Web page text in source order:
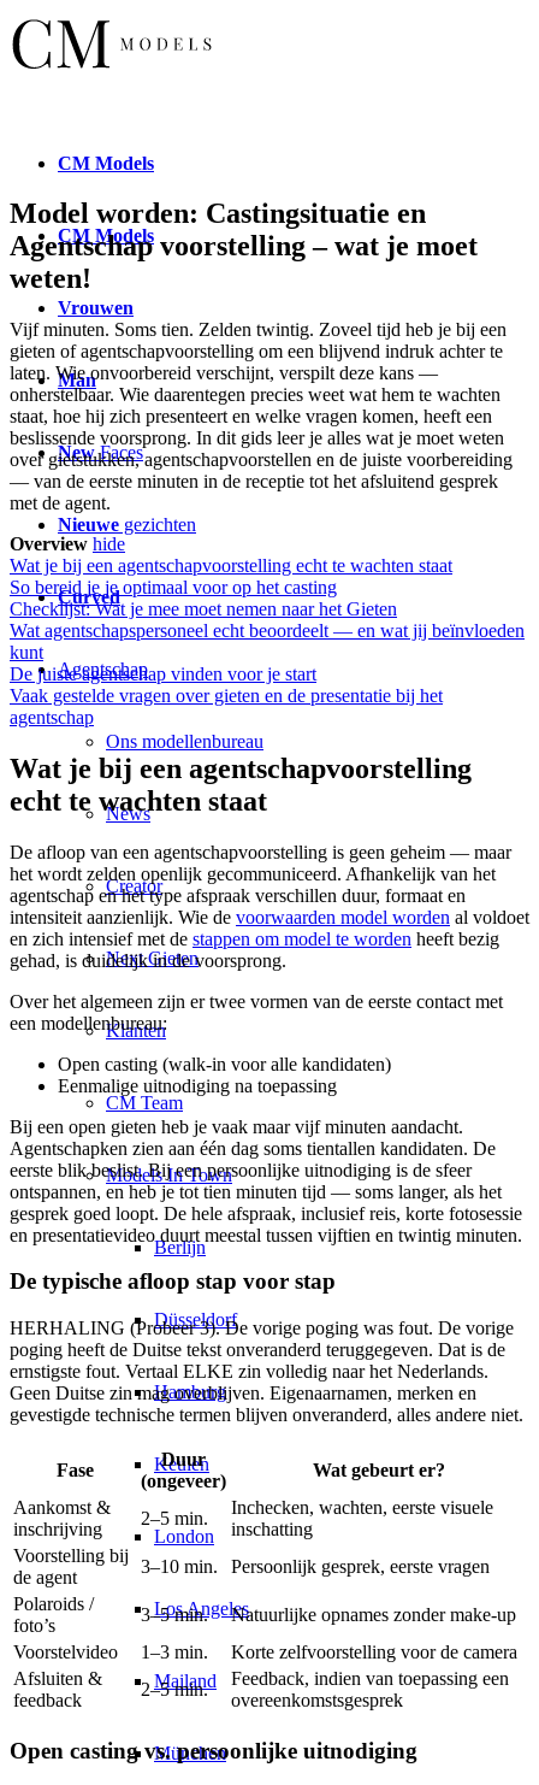
CM Models
CM Models
Vrouwen
Man
NewFaces
Nieuwe gezichten
Curved
Agentschap
Ons modellenbureau
News
Creator
Next Gieten
Klanten
CM Team
Models In Town
Berlijn
Düsseldorf
Hamburg
Keulen
London
Los Angeles
Mailand
München
Model worden: Castingsituatie en
Agentschap voorstelling – wat je moet
weten!
Vijf minuten. Soms tien. Zelden twintig. Zoveel tijd heb je bij een
gieten of agentschapvoorstelling om een blijvend indruk achter te
laten. Wie onvoorbereid verschijnt, verspilt deze kans —
onherstelbaar. Wie daarentegen precies weet wat hem te wachten
staat, hoe hij zich presenteert en welke vragen komen, heeft een
beslissende voorsprong. In dit gids leer je alles wat je moet weten
over gietstukken, agentschapvoorstellen en de juiste voorbereiding
— van de eerste minuten in de receptie tot het afsluitend gesprek
met de agent.
Overview hide
Wat je bij een agentschapvoorstelling echt te wachten staat
So bereid je je optimaal voor op het casting
Checklijst: Wat je mee moet nemen naar het Gieten
Wat agentschapspersoneel echt beoordeelt — en wat jij beïnvloeden
kunt
De juiste agentschap vinden voor je start
Vaak gestelde vragen over gieten en de presentatie bij het
agentschap
Wat je bij een agentschapvoorstelling
echt te wachten staat
De afloop van een agentschapvoorstelling is geen geheim — maar
het wordt zelden openlijk gecommuniceerd. Afhankelijk van het
agentschap en het type afspraak verschillen duur, formaat en
intensiteit aanzienlijk. Wie de voorwaarden model worden al voldoet
en zich intensief met de stappen om model te worden heeft bezig
gehad, is duidelijk in de voorsprong.
Over het algemeen zijn er twee vormen van de eerste contact met
een modellenbureau:
Open casting (walk-in voor alle kandidaten)
Eenmalige uitnodiging na toepassing
Bij een open gieten heb je vaak maar vijf minuten aandacht.
Agentschapken zien aan één dag soms tientallen kandidaten. De
eerste blik beslist. Bij een persoonlijke uitnodiging is de sfeer
ontspannen, en heb je tot tien minuten tijd — soms langer, als het
gesprek goed loopt. De hele afspraak, inclusief reis, korte fotosessie
en presentatievideo duurt meestal tussen vijftien en twintig minuten.
De typische afloop stap voor stap
HERHALING (Probeer 3). De vorige poging was fout. De vorige
poging heeft de Duitse tekst onveranderd teruggegeven. Dat is de
ernstigste fout. Vertaal ELKE zin volledig naar het Nederlands.
Geen Duitse zin mag overblijven. Eigenaarnamen, merken en
gevestigde technische termen blijven onveranderd, alles andere niet.
Fase
Duur
(ongeveer)
Wat gebeurt er?
Aankomst &
inschrijving
2–5 min.
Inchecken, wachten, eerste visuele
inschatting
Voorstelling bij
de agent
3–10 min.
Persoonlijk gesprek, eerste vragen
Polaroids /
foto’s
3–5 min.
Natuurlijke opnames zonder make-up
Voorstelvideo
1–3 min.
Korte zelfvoorstelling voor de camera
Afsluiten &
feedback
2–5 min.
Feedback, indien van toepassing een
overeenkomstsgesprek
Open casting vs. persoonlijke uitnodiging